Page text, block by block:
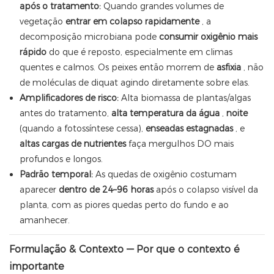
após o tratamento: Quando grandes volumes de
vegetação entrar em colapso rapidamente , a
decomposição microbiana pode consumir oxigênio mais
rápido do que é reposto, especialmente em climas
quentes e calmos. Os peixes então morrem de asfixia , não
de moléculas de diquat agindo diretamente sobre elas.
Amplificadores de risco: Alta biomassa de plantas/algas
antes do tratamento, alta temperatura da água , noite
(quando a fotossíntese cessa), enseadas estagnadas , e
altas cargas de nutrientes faça mergulhos DO mais
profundos e longos.
Padrão temporal: As quedas de oxigênio costumam
aparecer dentro de 24–96 horas após o colapso visível da
planta, com as piores quedas perto do fundo e ao
amanhecer.
Formulação & Contexto — Por que o contexto é
importante